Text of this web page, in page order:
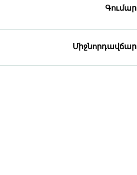
Գումար
Միջնորդավճար